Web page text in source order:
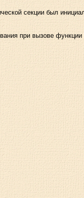
секции был
при вызове функции